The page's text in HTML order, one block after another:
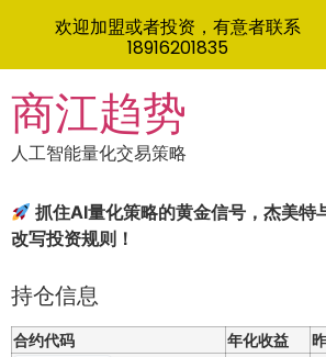
to
content
商江趋势
人工智能量化交易策略
抓住AI量化策略的黄金信号，杰美特
改写投资规则！
持仓信息
合约代码 年化收益
欢迎加盟或者投资，有意者联系
18916201835